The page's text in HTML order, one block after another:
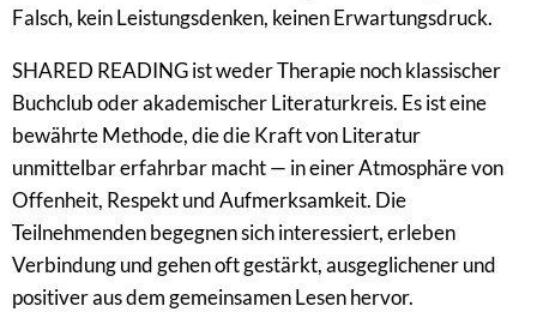
Falsch, kein Leistungsdenken, keinen Erwartungsdruck.
SHARED READING ist weder Therapie noch klassischer
Buchclub oder akademischer Literaturkreis. Es ist eine
bewährte Methode, die die Kraft von Literatur
unmittelbar erfahrbar macht — in einer Atmosphäre von
Offenheit, Respekt und Aufmerksamkeit. Die
Teilnehmenden begegnen sich interessiert, erleben
Verbindung und gehen oft gestärkt, ausgeglichener und
positiver aus dem gemeinsamen Lesen hervor.